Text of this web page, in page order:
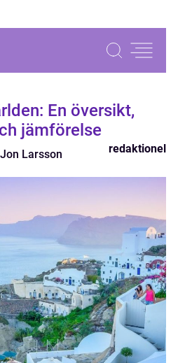
En översikt,
jämförelse
Jon Larsson redaktionel